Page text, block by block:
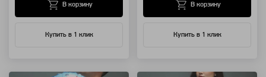
Купить в 1 клик
В корзину
Купить в 1 клик
В корзину